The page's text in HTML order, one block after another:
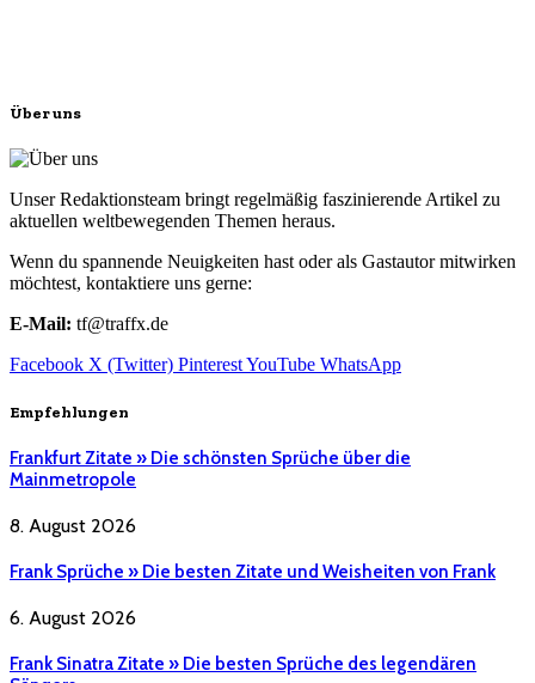
Über uns
Unser Redaktionsteam bringt regelmäßig faszinierende Artikel zu
aktuellen weltbewegenden Themen heraus.
Wenn du spannende Neuigkeiten hast oder als Gastautor mitwirken
möchtest, kontaktiere uns gerne:
E-Mail: tf@traffx.de
Facebook X (Twitter) PinterestYouTube WhatsApp
Empfehlungen
Frankfurt Zitate » Die schönsten Sprüche über die
Mainmetropole
8. August 2026
Frank Sprüche » Die besten Zitate und Weisheiten von Frank
6. August 2026
Frank Sinatra Zitate » Die besten Sprüche des legendären